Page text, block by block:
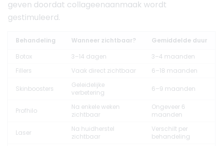
geven doordat collageenaanmaak wordt
gestimuleerd.
Behandeling Wanneer zichtbaar?
Gemiddelde duur
Botox
3–14 dagen
3–4 maanden
Fillers
Vaak direct zichtbaar 6–18 maanden
Skinboosters
Geleidelijke
verbetering
6–9 maanden
Profhilo
Na enkele weken
zichtbaar
Ongeveer 6
maanden
Laser
Na huidherstel
zichtbaar
Verschilt per
behandeling